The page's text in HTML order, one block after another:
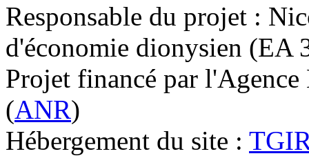
Responsable du projet :
d'économie dionysien
Projet financé par l'Agence
(ANR)
Hébergement du site :